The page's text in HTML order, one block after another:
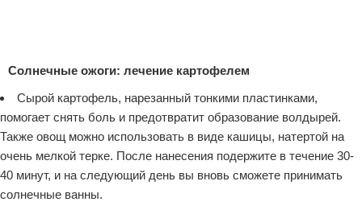
Солнечные ожоги: лечение картофелем
Сырой картофель, нарезанный тонкими пластинками,
помогает снять боль и предотвратит образование волдырей.
Также овощ можно использовать в виде кашицы, натертой на
очень мелкой терке. После нанесения подержите в течение 30-
40 минут, и на следующий день вы вновь сможете принимать
солнечные ванны.